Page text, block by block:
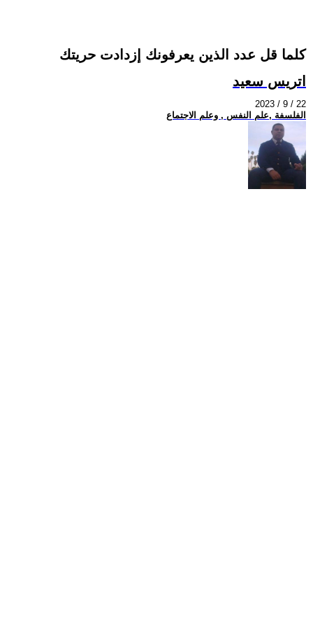
كلما قل عدد الذين يعرفونك إزدادت حريتك
اتريس سعيد
2023 / 9 / 22
الفلسفة ,علم النفس , وعلم الاجتماع